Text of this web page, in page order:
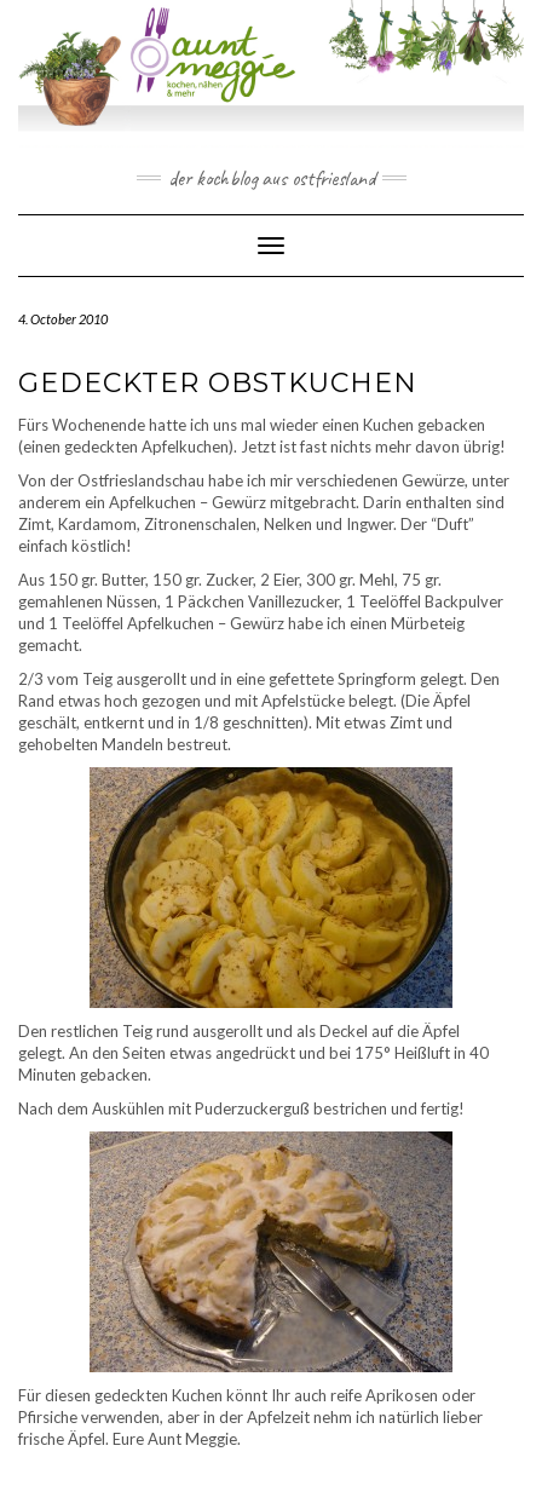
content
der kochblog aus ostfriesland
Toggle Navigation
4. October 2010
GEDECKTER OBSTKUCHEN
Fürs Wochenende hatte ich uns mal wieder einen Kuchen gebacken
(einen gedeckten Apfelkuchen). Jetzt ist fast nichts mehr davon übrig!
Von der Ostfrieslandschau habe ich mir verschiedenen Gewürze, unter
anderem ein Apfelkuchen – Gewürz mitgebracht. Darin enthalten sind
Zimt, Kardamom, Zitronenschalen, Nelken und Ingwer. Der “Duft”
einfach köstlich!
Aus 150 gr. Butter, 150 gr. Zucker, 2 Eier, 300 gr. Mehl, 75 gr.
gemahlenen Nüssen, 1 Päckchen Vanillezucker, 1 Teelöffel Backpulver
und 1 Teelöffel Apfelkuchen – Gewürz habe ich einen Mürbeteig
gemacht.
2/3 vom Teig ausgerollt und in eine gefettete Springform gelegt. Den
Rand etwas hoch gezogen und mit Apfelstücke belegt. (Die Äpfel
geschält, entkernt und in 1/8 geschnitten). Mit etwas Zimt und
gehobelten Mandeln bestreut.
Den restlichen Teig rund ausgerollt und als Deckel auf die Äpfel
gelegt. An den Seiten etwas angedrückt und bei 175° Heißluft in 40
Minuten gebacken.
Nach dem Auskühlen mit Puderzuckerguß bestrichen und fertig!
Für diesen gedeckten Kuchen könnt Ihr auch reife Aprikosen oder
Pfirsiche verwenden, aber in der Apfelzeit nehm ich natürlich lieber
frische Äpfel. Eure Aunt Meggie.